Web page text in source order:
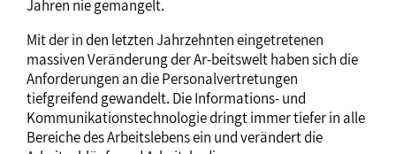
Jahren nie gemangelt.
Mit der in den letzten Jahrzehnten eingetretenen
massiven Veränderung der Ar-beitswelt haben sich die
Anforderungen an die Personalvertretungen
tiefgreifend gewandelt. Die Informations- und
Kommunikationstechnologie dringt immer tiefer in alle
Bereiche des Arbeitslebens ein und verändert die